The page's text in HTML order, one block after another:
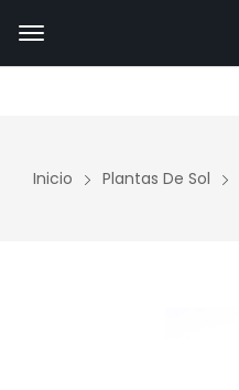
Inicio Plantas De Sol